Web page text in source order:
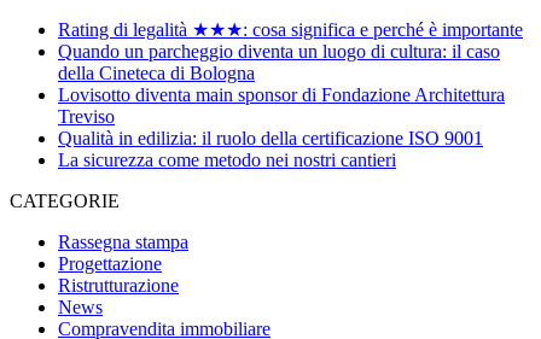
Rating di legalità ★★★: cosa significa e perché è importante
Quando un parcheggio diventa un luogo di cultura: il caso
della Cineteca di Bologna
Lovisotto diventa main sponsor di Fondazione Architettura
Treviso
Qualità in edilizia: il ruolo della certificazione ISO 9001
La sicurezza come metodo nei nostri cantieri
CATEGORIE
Rassegna stampa
Progettazione
Ristrutturazione
News
Compravendita immobiliare